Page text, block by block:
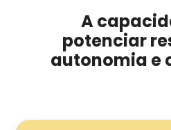
A
potenciar
autonomia e